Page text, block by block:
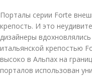
Порталы серии Forte
крепость. И это
дизайнеры
итальянской крепостью
высоко в Альпах на
порталов использован